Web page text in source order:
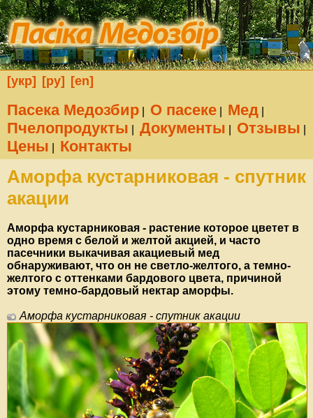
[укр] [ру] [en]
Пасека Медозбир О пасеке Мед
Пчелопродукты Документы Отзывы
Цены Контакты
Аморфа кустарниковая - спутник
акации
Аморфа кустарниковая - растение которое цветет в
одно время с белой и желтой акцией, и часто
пасечники выкачивая акациевый мед
обнаруживают, что он не светло-желтого, а темно-
желтого с оттенками бардового цвета, причиной
этому темно-бардовый нектар аморфы.
Аморфа кустарниковая - спутник акации